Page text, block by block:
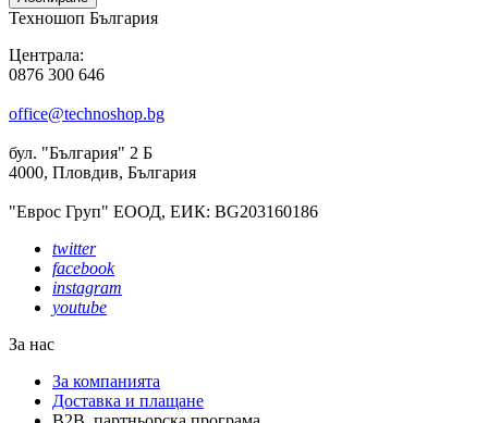
Техношоп България
Централа:
0876 300 646
office@technoshop.bg
бул. "България" 2 Б
4000, Пловдив, България
"Еврос Груп" ЕООД, ЕИК: BG203160186
twitter
facebook
instagram
youtube
За нас
За компанията
Доставка и плащане